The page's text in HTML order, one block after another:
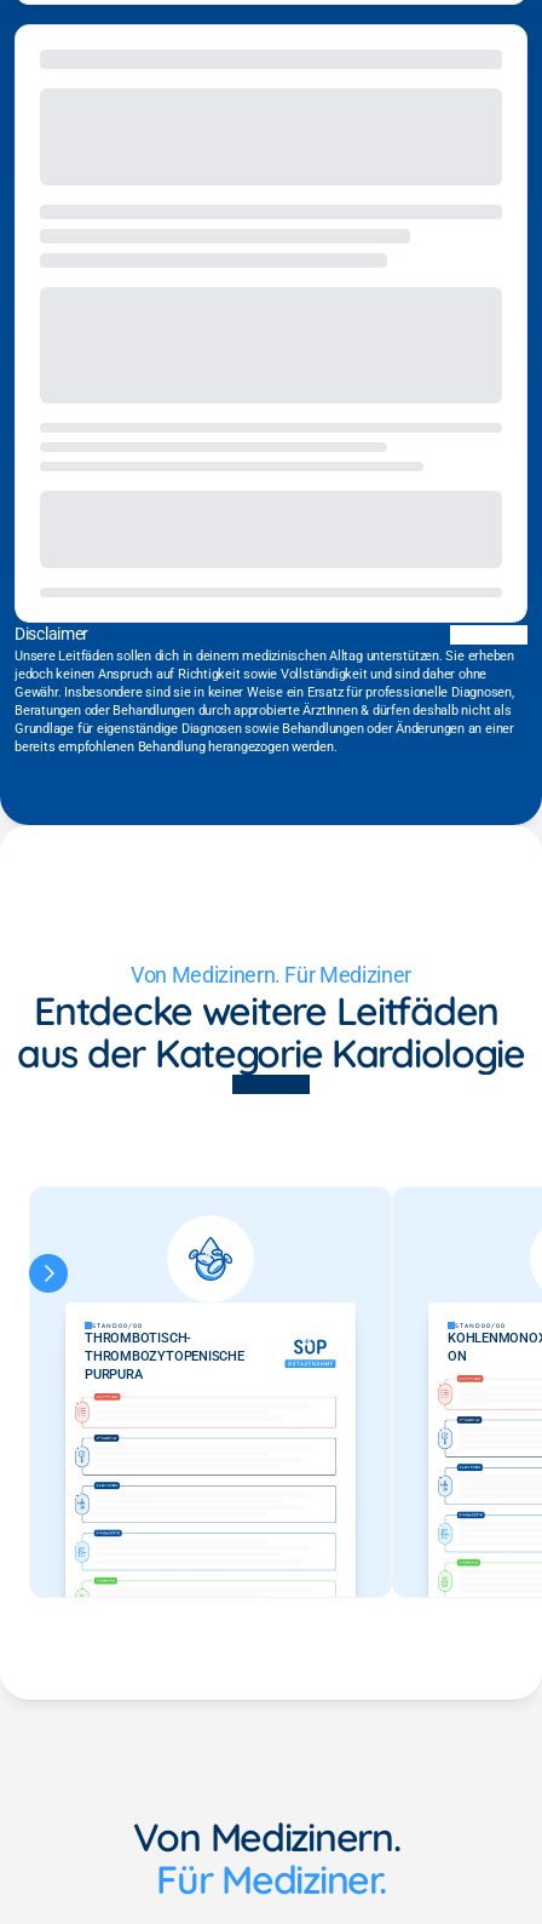
Disclaimer
Unsere Leitfäden sollen dich in deinem medizinischen Alltag unterstützen. Sie erheben
jedoch keinen Anspruch auf Richtigkeit sowie Vollständigkeit und sind daher ohne
Gewähr. Insbesondere sind sie in keiner Weise ein Ersatz für professionelle Diagnosen,
Beratungen oder Behandlungen durch approbierte ÄrztInnen & dürfen deshalb nicht als
Grundlage für eigenständige Diagnosen sowie Behandlungen oder Änderungen an einer
bereits empfohlenen Behandlung herangezogen werden.
Von Medizinern. Für Mediziner
Entdecke weitere Leitfäden
aus der Kategorie Kardiologie
STAND00/00
THROMBOTISCH-
THROMBOZYTOPENISCHE
PURPURA
STAND00/00
ON
Von Medizinern.
Für Mediziner.